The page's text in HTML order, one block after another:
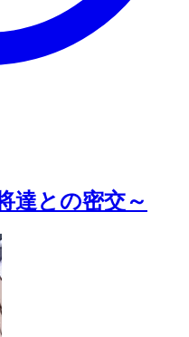
達との密交～